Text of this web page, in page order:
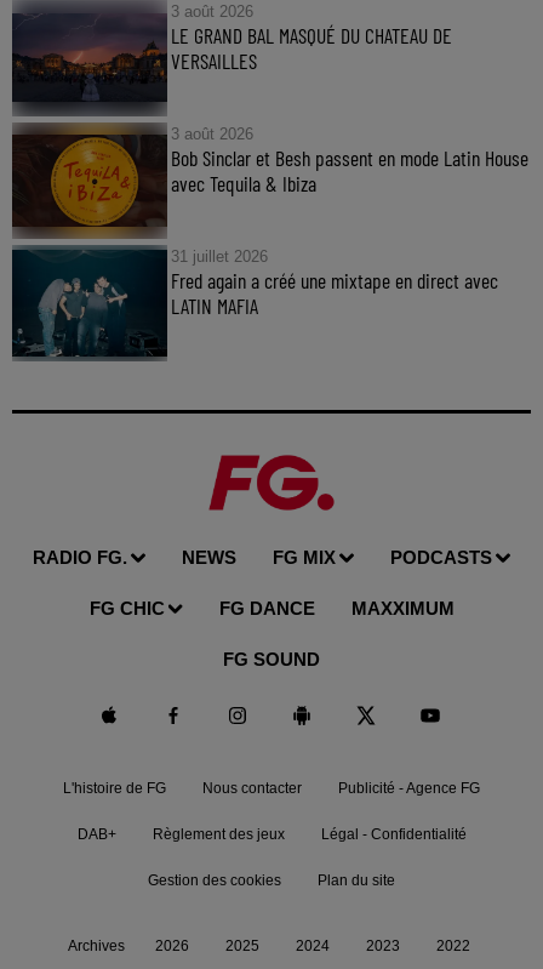
3 août 2026
LE GRAND BAL MASQUÉ DU CHATEAU DE
VERSAILLES
3 août 2026
Bob Sinclar et Besh passent en mode Latin House
avec Tequila & Ibiza
31 juillet 2026
Fred again a créé une mixtape en direct avec
LATIN MAFIA
RADIO FG. NEWS FG MIX PODCASTS
FG CHIC FG DANCE MAXXIMUM
FG SOUND
L'histoire de FG Nous contacter Publicité - Agence FG
DAB+ Règlement des jeux Légal - Confidentialité
Gestion des cookies Plan du site
Archives 2026 2025 2024 2023 2022